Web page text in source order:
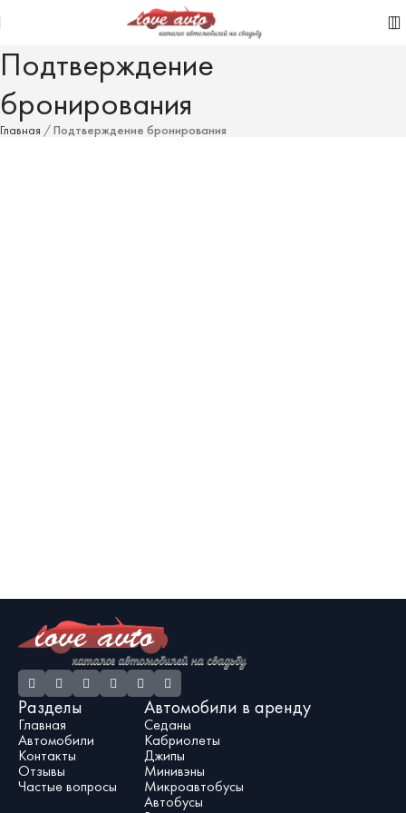
Подтверждение
бронирования
Главная /Подтверждение бронирования
Разделы
Главная
Автомобили
Контакты
Отзывы
Частые вопросы
Автомобили в аренду
Седаны
Кабриолеты
Джипы
Минивэны
Микроавтобусы
Автобусы